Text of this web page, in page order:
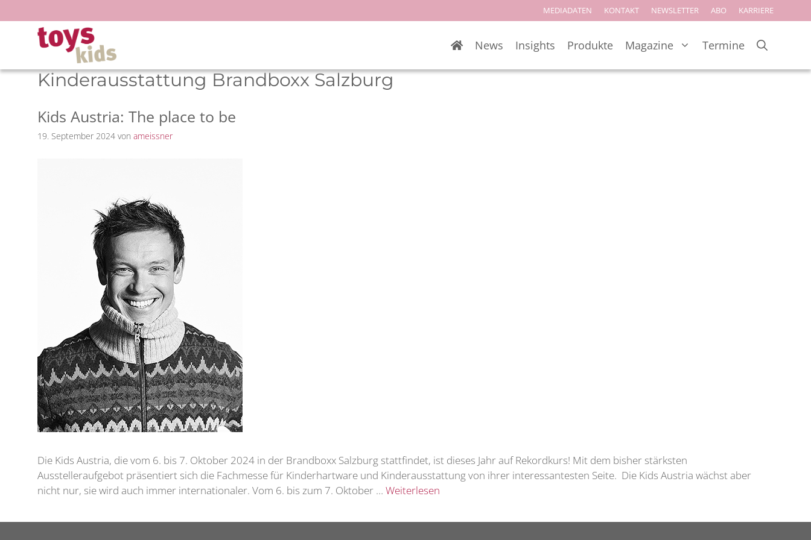
Inhalt
springen
MEDIADATEN KONTAKT NEWSLETTER ABO KARRIERE
News Insights Produkte Magazine Termine
Kinderausstattung Brandboxx Salzburg
Kids Austria: The place to be
19. September 2024 von ameissner
Die Kids Austria, die vom 6. bis 7. Oktober 2024 in der Brandboxx Salzburg stattfindet, ist dieses Jahr auf Rekordkurs! Mit dem bisher stärksten
Ausstelleraufgebot präsentiert sich die Fachmesse für Kinderhartware und Kinderausstattung von ihrer interessantesten Seite. Die Kids Austria wächst aber
nicht nur, sie wird auch immer internationaler. Vom 6. bis zum 7. Oktober … Weiterlesen